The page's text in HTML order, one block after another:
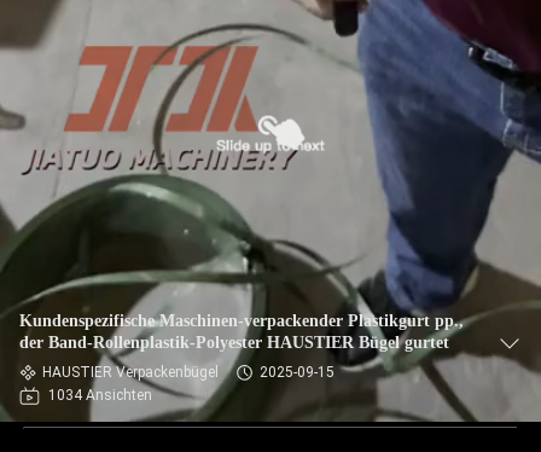
Kundenspezifische Maschinen-verpackender Plastikgurt pp.,
der Band-Rollenplastik-Polyester HAUSTIER Bügel gurtet
HAUSTIER Verpackenbügel
2025-09-15
1034 Ansichten